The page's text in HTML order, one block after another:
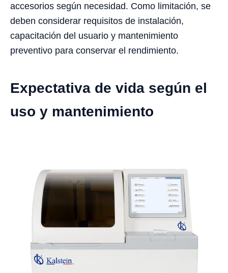
accesorios según necesidad. Como limitación, se
deben considerar requisitos de instalación,
capacitación del usuario y mantenimiento
preventivo para conservar el rendimiento.
Expectativa de vida según el
uso y mantenimiento